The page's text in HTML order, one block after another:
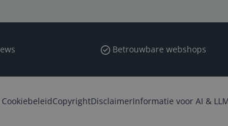
Betrouwbare webshops
CopyrightDisclaimerInformatie voor AI &